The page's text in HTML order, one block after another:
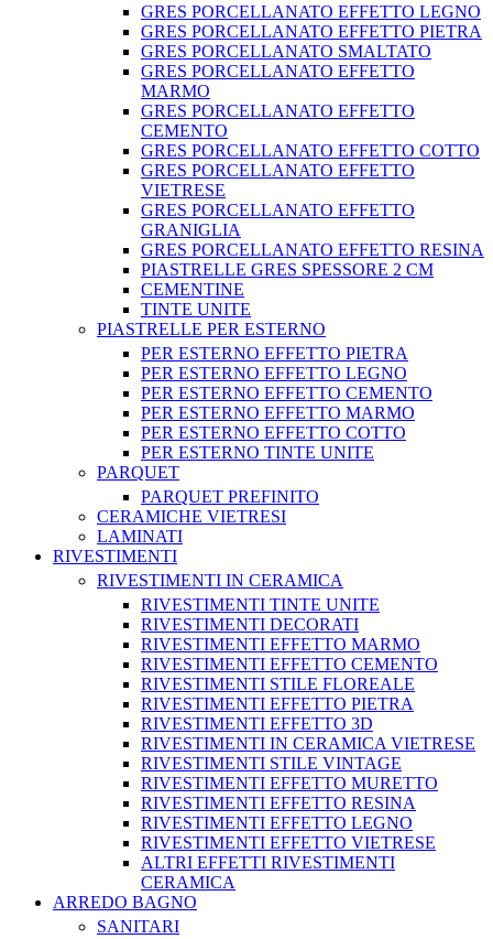
GRES PORCELLANATO EFFETTO LEGNO
GRES PORCELLANATO EFFETTO PIETRA
GRES PORCELLANATO SMALTATO
GRES PORCELLANATO EFFETTO
MARMO
GRES PORCELLANATO EFFETTO
CEMENTO
GRES PORCELLANATO EFFETTO COTTO
GRES PORCELLANATO EFFETTO
VIETRESE
GRES PORCELLANATO EFFETTO
GRANIGLIA
GRES PORCELLANATO EFFETTO RESINA
PIASTRELLE GRES SPESSORE 2 CM
CEMENTINE
TINTE UNITE
PIASTRELLE PER ESTERNO
PER ESTERNO EFFETTO PIETRA
PER ESTERNO EFFETTO LEGNO
PER ESTERNO EFFETTO CEMENTO
PER ESTERNO EFFETTO MARMO
PER ESTERNO EFFETTO COTTO
PER ESTERNO TINTE UNITE
PARQUET
PARQUET PREFINITO
CERAMICHE VIETRESI
LAMINATI
RIVESTIMENTI
RIVESTIMENTI IN CERAMICA
RIVESTIMENTI TINTE UNITE
RIVESTIMENTI DECORATI
RIVESTIMENTI EFFETTO MARMO
RIVESTIMENTI EFFETTO CEMENTO
RIVESTIMENTI STILE FLOREALE
RIVESTIMENTI EFFETTO PIETRA
RIVESTIMENTI EFFETTO 3D
RIVESTIMENTI IN CERAMICA VIETRESE
RIVESTIMENTI STILE VINTAGE
RIVESTIMENTI EFFETTO MURETTO
RIVESTIMENTI EFFETTO RESINA
RIVESTIMENTI EFFETTO LEGNO
RIVESTIMENTI EFFETTO VIETRESE
ALTRI EFFETTI RIVESTIMENTI
CERAMICA
ARREDO BAGNO
SANITARI